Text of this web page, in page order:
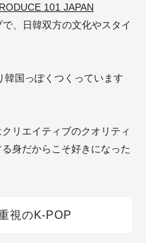
101 JAPAN
、日韓双方の文化やスタイ
韓国っぽくつくっています
リエイティブのクオリティ
身だからこそ好きになった
視のK-POP